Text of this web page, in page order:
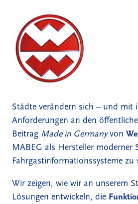
Städte verändern sich – und mit
Anforderungen an den
Beitrag Made in Germanyvon
MABEG als Hersteller moderner
Fahrgastinformationssysteme zu
Wir zeigen, wie wir an unserem
Lösungen entwickeln, die